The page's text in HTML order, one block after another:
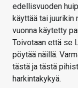
edellisvuoden
käyttää tai
vuonna käytetty
Toivotaan että se
pöytää näillä.
tästä ja tästä
harkintakykyä.